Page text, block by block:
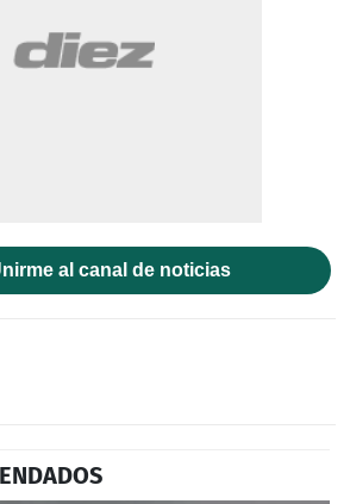
al canal de noticias